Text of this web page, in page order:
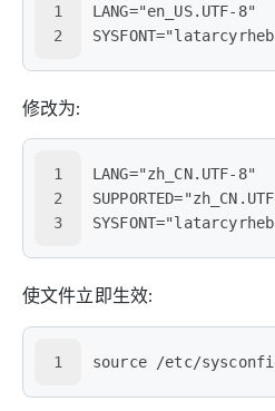
1
2
LANG="en_US.UTF-8"
修改为:
1
2
3
LANG="zh_CN.UTF-8"
使文件立即生效:
1 source /etc/